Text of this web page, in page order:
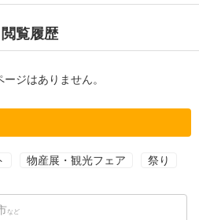
閲覧履歴
ジはありません。
物産展・観光フェア 祭り
など